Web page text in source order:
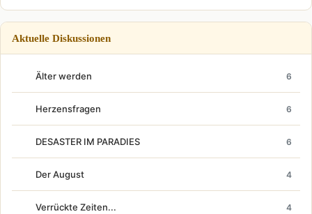
Aktuelle Diskussionen
Älter werden 6
Herzensfragen 6
DESASTER IM PARADIES 6
Der August 4
Verrückte Zeiten... 4